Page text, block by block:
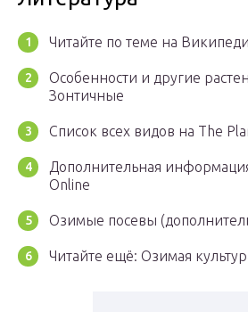
Читайте по теме на
Особенности и другие
Зонтичные
Список всех видов на The
Дополнительная
Online
Озимые посевы
Читайте ещё: Озимая